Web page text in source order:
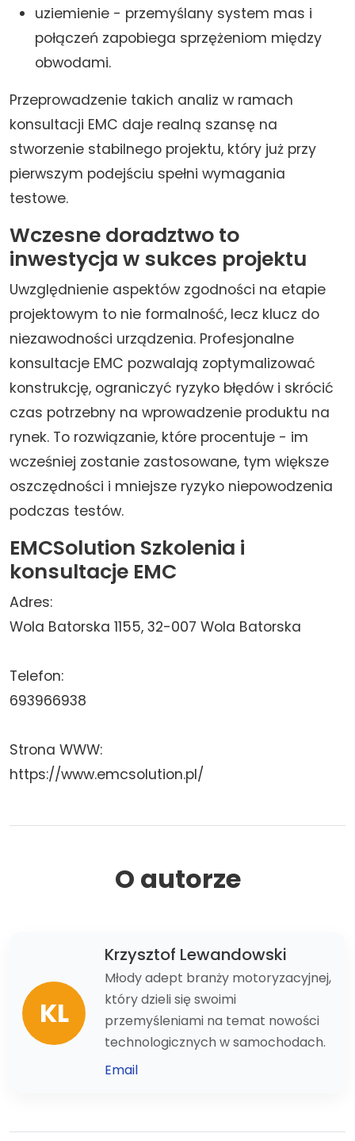
uziemienie - przemyślany system mas i
połączeń zapobiega sprzężeniom między
obwodami.
Przeprowadzenie takich analiz w ramach
konsultacji EMC daje realną szansę na
stworzenie stabilnego projektu, który już przy
pierwszym podejściu spełni wymagania
testowe.
Wczesne doradztwo to
inwestycja w sukces projektu
Uwzględnienie aspektów zgodności na etapie
projektowym to nie formalność, lecz klucz do
niezawodności urządzenia. Profesjonalne
konsultacje EMC pozwalają zoptymalizować
konstrukcję, ograniczyć ryzyko błędów i skrócić
czas potrzebny na wprowadzenie produktu na
rynek. To rozwiązanie, które procentuje - im
wcześniej zostanie zastosowane, tym większe
oszczędności i mniejsze ryzyko niepowodzenia
podczas testów.
EMCSolution Szkolenia i
konsultacje EMC
Adres:
Wola Batorska 1155, 32-007 Wola Batorska
Telefon:
693966938
Strona WWW:
https://www.emcsolution.pl/
O autorze
KL
Krzysztof Lewandowski
Młody adept branży motoryzacyjnej,
który dzieli się swoimi
przemyśleniami na temat nowości
technologicznych w samochodach.
Email